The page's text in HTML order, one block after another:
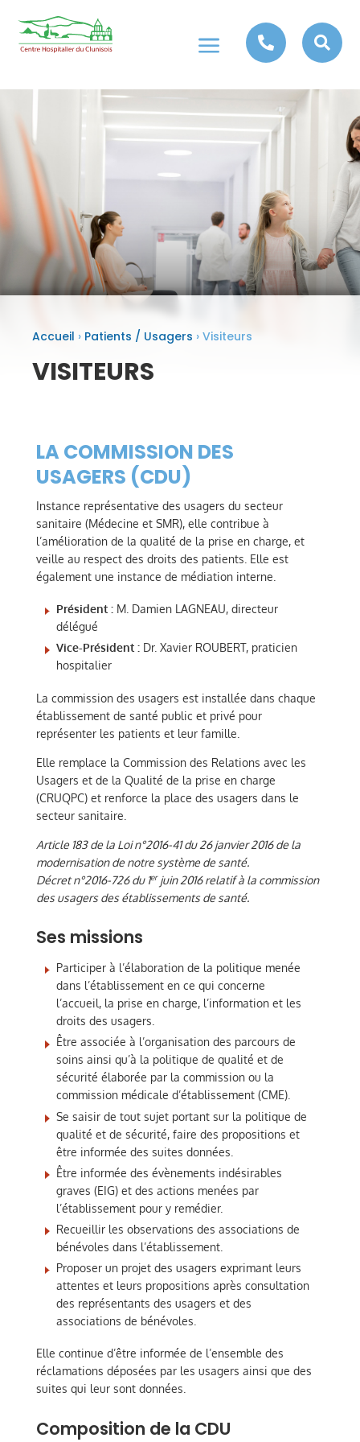
a  
Accueil › Patients / Usagers › Visiteurs
VISITEURS
LA COMMISSION DES
USAGERS (CDU)
Instance représentative des usagers du secteur
sanitaire (Médecine et SMR), elle contribue à
l’amélioration de la qualité de la prise en charge, et
veille au respect des droits des patients. Elle est
également une instance de médiation interne.
Président :M. Damien LAGNEAU, directeur
délégué
Vice-Président :Dr. Xavier ROUBERT, praticien
hospitalier
La commission des usagers est installée dans chaque
établissement de santé public et privé pour
représenter les patients et leur famille.
Elle remplace la Commission des Relations avec les
Usagers et de la Qualité de la prise en charge
(CRUQPC) et renforce la place des usagers dans le
secteur sanitaire.
Article 183 de la Loi n°2016-41 du 26 janvier 2016 de la
modernisation de notre système de santé.
Décret n°2016-726 du 1erjuin 2016 relatif à la commission
des usagers des établissements de santé.
Ses missions
Participer à l’élaboration de la politique menée
dans l’établissement en ce qui concerne
l’accueil, la prise en charge, l’information et les
droits des usagers.
Être associée à l’organisation des parcours de
soins ainsi qu’à la politique de qualité et de
sécurité élaborée par la commission ou la
commission médicale d’établissement (CME).
Se saisir de tout sujet portant sur la politique de
qualité et de sécurité, faire des propositions et
être informée des suites données.
Être informée des évènements indésirables
graves (EIG) et des actions menées par
l’établissement pour y remédier.
Recueillir les observations des associations de
bénévoles dans l’établissement.
Proposer un projet des usagers exprimant leurs
attentes et leurs propositions après consultation
des représentants des usagers et des
associations de bénévoles.
Elle continue d’être informée de l’ensemble des
réclamations déposées par les usagers ainsi que des
suites qui leur sont données.
Composition de la CDU